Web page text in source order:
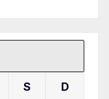
S D